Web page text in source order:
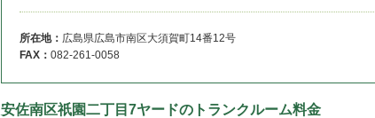
所在地： 広島県広島市南区大須賀町14番12号
FAX： 082-261-0058
安佐南区祇園二丁目7ヤードのトランクルーム料金